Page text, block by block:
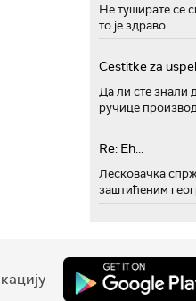
Не туширате се
то је здраво
Cestitke za
Да ли сте знали
ручице
Re: Eh...
Лесковачка
заштићеним